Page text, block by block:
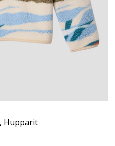
, Hupparit